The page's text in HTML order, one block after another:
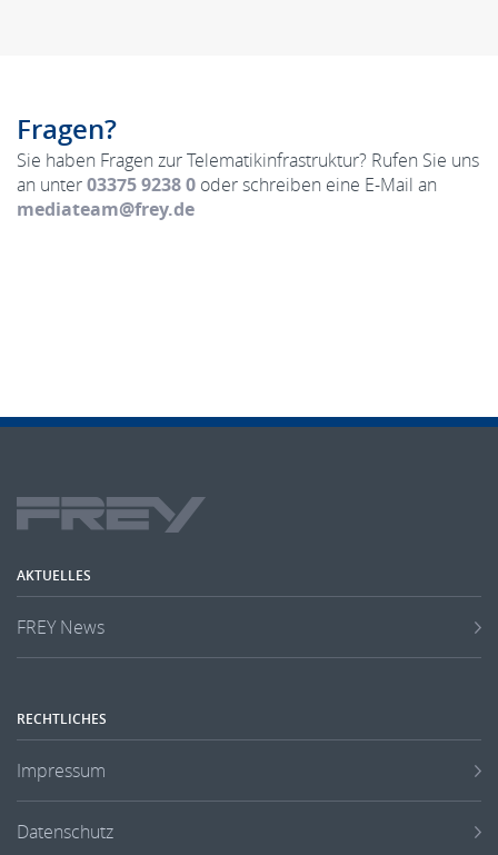
Fragen?
Sie haben Fragen zur Telematikinfrastruktur? Rufen Sie uns
an unter03375 9238 0 oder schreiben eine E-Mail an
mediateam@frey.de
AKTUELLES
FREY News
RECHTLICHES
Impressum
Datenschutz